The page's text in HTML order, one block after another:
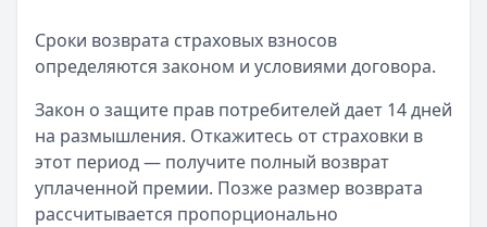
Сроки возврата страховых взносов
определяются законом и условиями договора.
Закон о защите прав потребителей дает 14 дней
на размышления. Откажитесь от страховки в
этот период — получите полный возврат
уплаченной премии. Позже размер возврата
рассчитывается пропорционально